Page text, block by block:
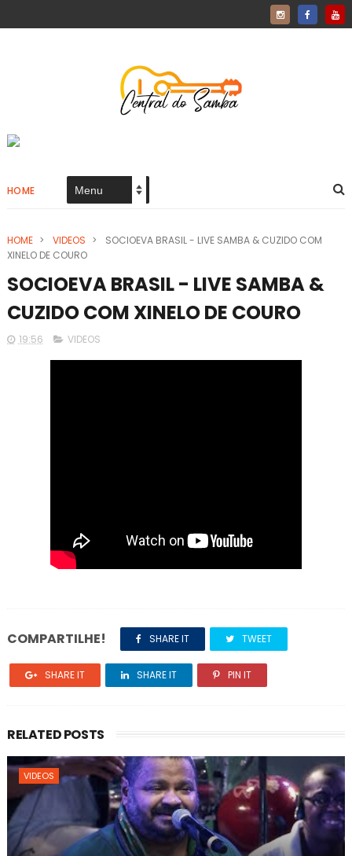
HOME
HOME > VIDEOS >
SOCIOEVA BRASIL - LIVE SAMBA & CUZIDO COM
XINELO DE COURO
SOCIOEVA BRASIL - LIVE SAMBA &
CUZIDO COM XINELO DE COURO
19:56 VIDEOS
COMPARTILHE! SHARE IT TWEET
SHARE IT SHARE IT PIN IT
RELATED POSTS
VIDEOS